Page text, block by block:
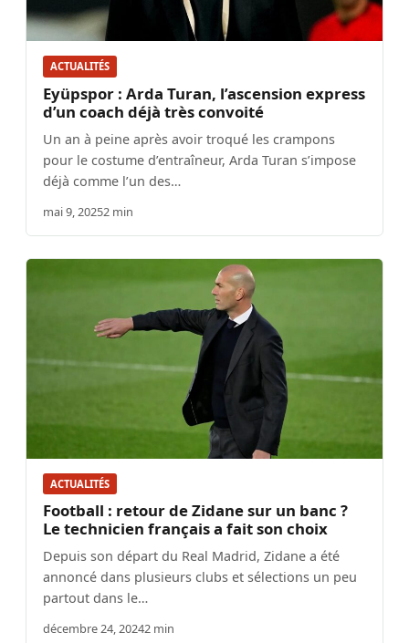
ACTUALITÉS
Eyüpspor : Arda Turan, l’ascension express
d’un coach déjà très convoité
Un an à peine après avoir troqué les crampons
pour le costume d’entraîneur, Arda Turan s’impose
déjà comme l’un des…
mai 9, 20252 min
ACTUALITÉS
Football : retour de Zidane sur un banc ?
Le technicien français a fait son choix
Depuis son départ du Real Madrid, Zidane a été
annoncé dans plusieurs clubs et sélections un peu
partout dans le…
décembre 24, 20242 min